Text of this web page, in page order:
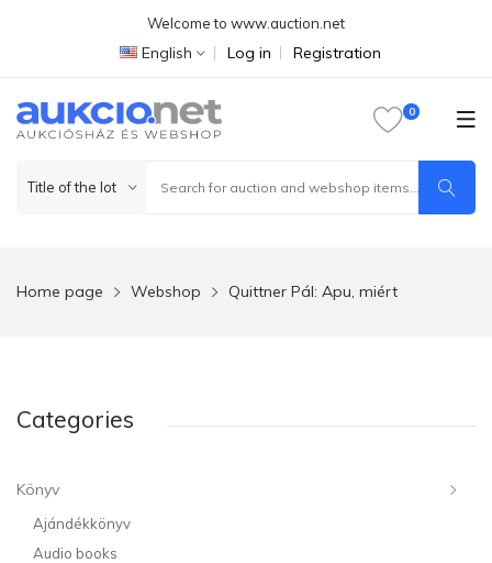
Welcome to www.auction.net
English Log in Registration
Home page Webshop Quittner Pál: Apu, miért
Categories
Könyv
Ajándékkönyv
Audio books